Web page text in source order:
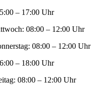
– 17:00 Uhr
08:00 – 12:00 Uhr
08:00 – 12:00 Uhr
– 18:00 Uhr
08:00 – 12:00 Uhr